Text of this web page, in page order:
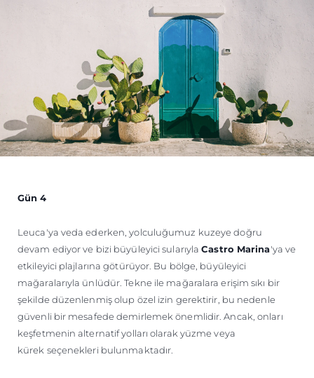
Gün 4
Leuca'ya veda ederken, yolculuğumuz kuzeye doğru
devam ediyor ve bizi büyüleyici sularıylaCastro Marina'ya ve
etkileyici plajlarına götürüyor. Bu bölge, büyüleyici
mağaralarıyla ünlüdür. Tekne ile mağaralara erişim sıkı bir
şekilde düzenlenmiş olup özel izin gerektirir, bu nedenle
güvenli bir mesafede demirlemek önemlidir. Ancak, onları
keşfetmenin alternatif yolları olarak yüzme veya
kürek seçenekleri bulunmaktadır.